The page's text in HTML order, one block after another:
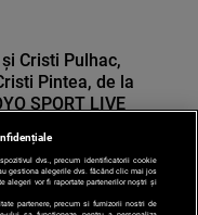
Cristi Pulhac,
Pintea, de la
SPORT LIVE
dvs., precum identificatorii cookie
gestiona alegerile dvs. făcând clic mai jos
alegeri vor fi raportate partenerilor noștri și
partenere, precum si furnizorii nostri de